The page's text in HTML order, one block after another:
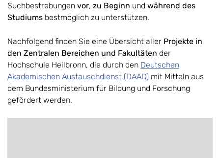
Suchbestrebungen vor, zu Beginn und während des
Studiums bestmöglich zu unterstützen.
Nachfolgend finden Sie eine Übersicht aller Projekte in
den Zentralen Bereichen und Fakultäten der
Hochschule Heilbronn, die durch den Deutschen
Akademischen Austauschdienst (DAAD) mit Mitteln aus
dem Bundesministerium für Bildung und Forschung
gefördert werden.